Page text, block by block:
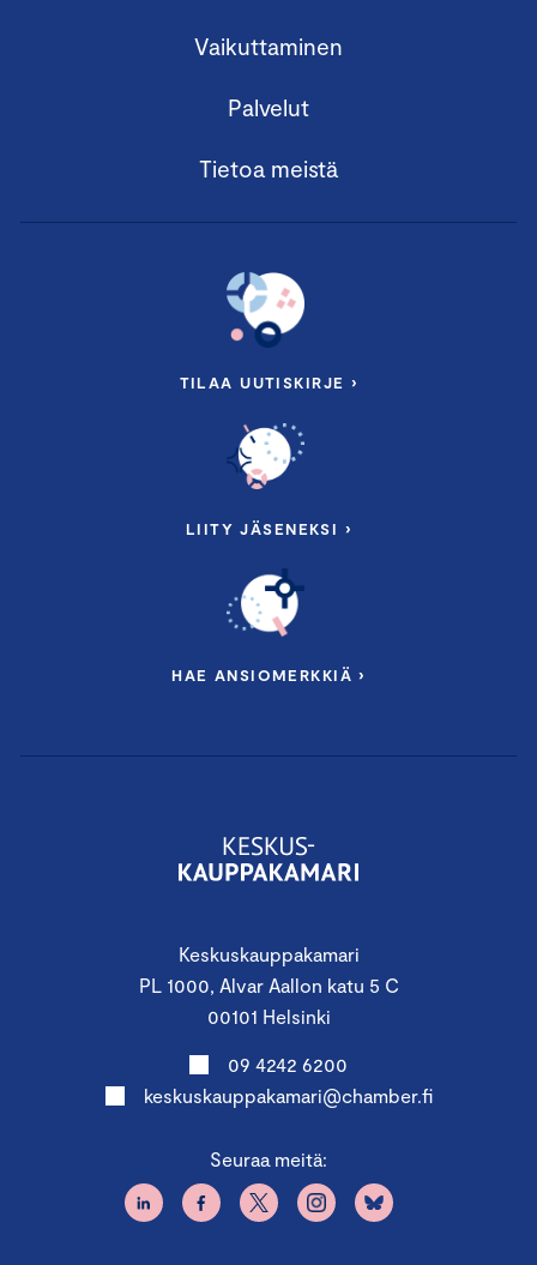
Keskuskauppakamari
PL 1000, Alvar Aallon katu 5 C
00101 Helsinki
09 4242 6200
keskuskauppakamari@chamber.fi
Seuraa meitä:
Vaikuttaminen
Palvelut
Tietoa meistä
TILAA UUTISKIRJE ›
LIITY JÄSENEKSI ›
HAE ANSIOMERKKIÄ ›